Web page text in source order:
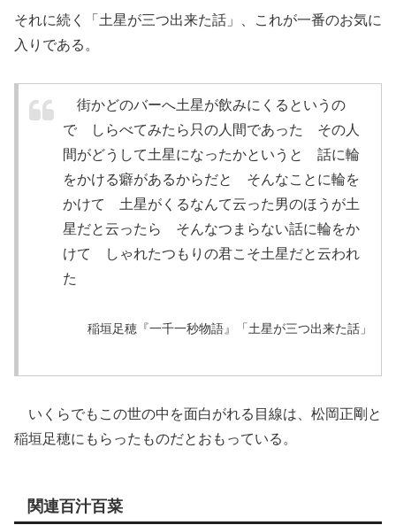
それに続く「土星が三つ出来た話」、これが一番のお気に
入りである。
街かどのバーへ土星が飲みにくるというの
で しらべてみたら只の人間であった その人
間がどうして土星になったかというと 話に輪
をかける癖があるからだと そんなことに輪を
かけて 土星がくるなんて云った男のほうが土
星だと云ったら そんなつまらない話に輪をか
けて しゃれたつもりの君こそ土星だと云われ
た
稲垣足穂『一千一秒物語』「土星が三つ出来た話」
いくらでもこの世の中を面白がれる目線は、松岡正剛と
稲垣足穂にもらったものだとおもっている。
関連百汁百菜